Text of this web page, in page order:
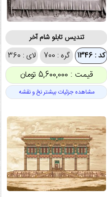
تندیس تابلو شام آخر
کد : 1346 گره : 700 لای : 360
قیمت : 5,600,000 تومان
مشاهده جزئیات بیشتر نخ و نقشه